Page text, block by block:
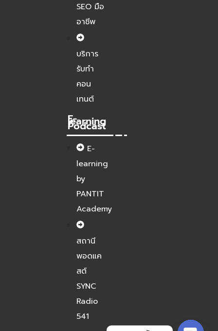
SEO มือ
อาชีพ
บริการ
รับทำ
คอน
เทนต์
E-
learning
/
Podcast
E-
learning
by
PANTIT
Academy
สถานี
พอดแค
สต์
SYNC
Radio
541